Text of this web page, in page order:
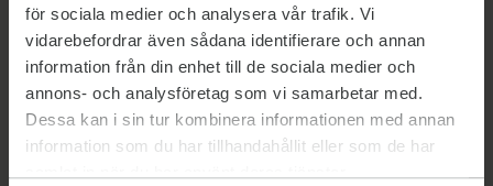
för sociala medier och analysera vår trafik. Vi
vidarebefordrar även sådana identifierare och annan
information från din enhet till de sociala medier och
annons- och analysföretag som vi samarbetar med.
Dessa kan i sin tur kombinera informationen med annan
information som du har tillhandahållit eller som de har
Link til: Bli medlem
Her kan du trene!